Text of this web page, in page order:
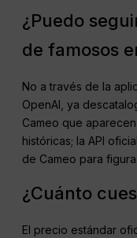
¿Puedo
de famosos
No a través de la
OpenAI, ya
Cameo que
históricas; la API
de Cameo para
¿Cuánto
El precio estándar